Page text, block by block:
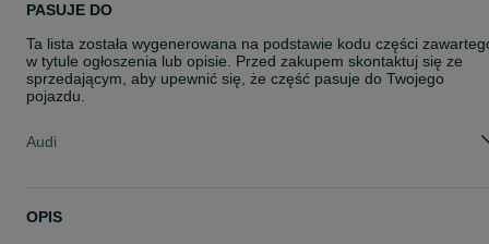
PASUJE DO
Ta lista została wygenerowana na podstawie kodu części
w tytule ogłoszenia lub opisie. Przed zakupem skontaktuj się ze
sprzedającym, aby upewnić się, że część pasuje do Twojego
pojazdu.
Audi
OPIS